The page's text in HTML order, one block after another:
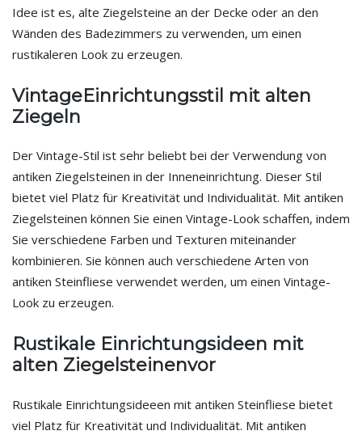
Idee ist es, alte Ziegelsteine an der Decke oder an den
Wänden des Badezimmers zu verwenden, um einen
rustikaleren Look zu erzeugen.
VintageEinrichtungsstil mit alten
Ziegeln
Der Vintage-Stil ist sehr beliebt bei der Verwendung von
antiken Ziegelsteinen in der Inneneinrichtung. Dieser Stil
bietet viel Platz für Kreativität und Individualität. Mit antiken
Ziegelsteinen können Sie einen Vintage-Look schaffen, indem
Sie verschiedene Farben und Texturen miteinander
kombinieren. Sie können auch verschiedene Arten von
antiken Steinfliese verwendet werden, um einen Vintage-
Look zu erzeugen.
Rustikale Einrichtungsideen mit
alten Ziegelsteinenvor
Rustikale Einrichtungsideeen mit antiken Steinfliese bietet
viel Platz für Kreativität und Individualität. Mit antiken